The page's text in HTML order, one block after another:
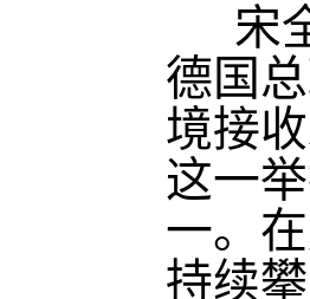
宋
德国
境接
这一
一。
持续